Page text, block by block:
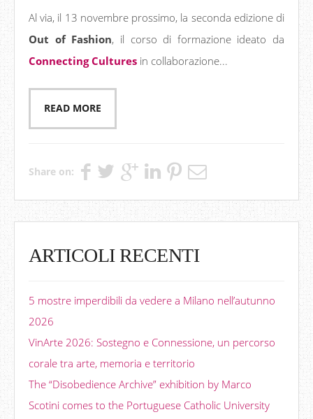
Al via, il 13 novembre prossimo, la seconda edizione di
Out of Fashion, il corso di formazione ideato da
Connecting Cultures in collaborazione...
READ MORE
Share on:
ARTICOLI RECENTI
5 mostre imperdibili da vedere a Milano nell’autunno
2026
VinArte 2026: Sostegno e Connessione, un percorso
corale tra arte, memoria e territorio
The “Disobedience Archive” exhibition by Marco
Scotini comes to the Portuguese Catholic University